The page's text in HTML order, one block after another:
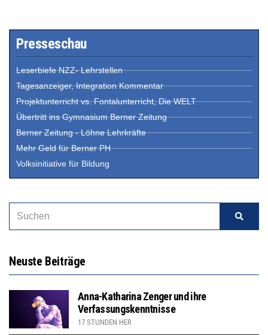
Presseschau
Leserbiefe NZZ- Lehrstellen
Tagesanzeiger, Integration Kommentar
Projektunterricht vs. Fontalunterricht, Die WELT
Übertritt ins Gymnasium Berner Zeitung
Berner Zeitung - Löhne Lehrkräfte
Mehr Geld für Berner PH
Volksinitiative für Bildung
Neuste Beiträge
Anna-Katharina Zenger und ihre
Verfassungskenntnisse
17 STUNDEN HER